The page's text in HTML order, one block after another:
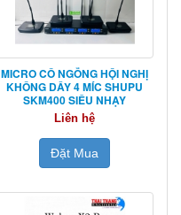
MICRO CỔ NGỖNG HỘI NGHỊ
KHÔNG DÂY 4 MÍC SHUPU
SKM400 SIÊU NHẠY
Liên hệ
Đặt Mua